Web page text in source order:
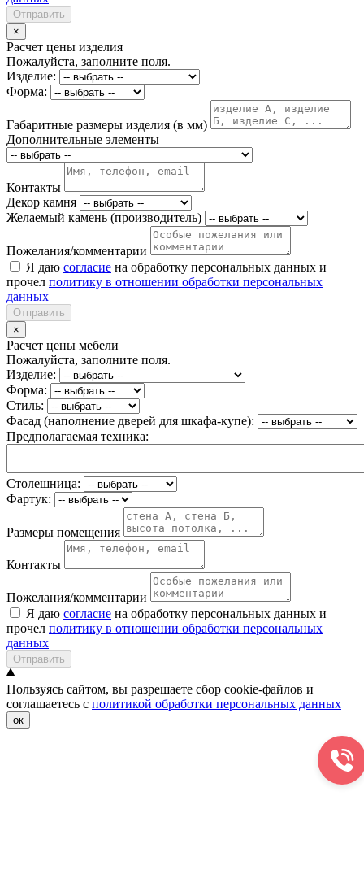
Отправить
×
Расчет цены изделия
Пожалуйста, заполните поля.
Изделие:
Форма:
Габаритные размеры изделия (в мм)
Дополнительные элементы
Контакты
Декор камня
Желаемый камень (производитель)
Пожелания/комментарии
Я даю согласие на обработку персональных данных и
прочел политику в отношении обработки персональных
данных
Отправить
×
Расчет цены мебели
Пожалуйста, заполните поля.
Изделие:
Форма:
Стиль:
Фасад (наполнение дверей для шкафа-купе):
Предполагаемая техника:
Столешница:
Фартук:
Размеры помещения
Контакты
Пожелания/комментарии
Я даю согласие на обработку персональных данных и
прочел политику в отношении обработки персональных
данных
Отправить
Пользуясь сайтом, вы разрешаете сбор cookie-файлов и
соглашаетесь с политикой обработки персональных данных
ок